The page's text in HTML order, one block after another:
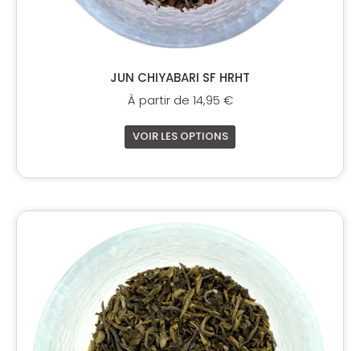
JUN CHIYABARI SF HRHT
À partir de 14,95 €
VOIR LES OPTIONS
produit
Ce
plusieurs
variations.
Les
options
peuvent